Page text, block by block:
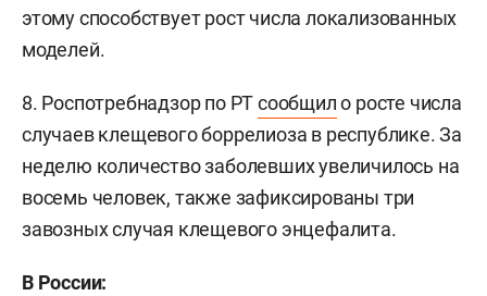
этому способствует рост числа локализованных
моделей.
8. Роспотребнадзор по РТсообщило росте числа
случаев клещевого боррелиоза в республике. За
неделю количество заболевших увеличилось на
восемь человек, также зафиксированы три
завозных случая клещевого энцефалита.
В России: